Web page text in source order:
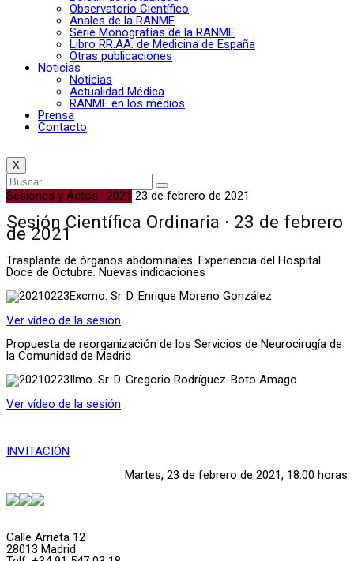
Observatorio Científico
Anales de la RANME
Serie Monografías de la RANME
Libro RR.AA. de Medicina de España
Otras publicaciones
Noticias
Noticias
Actualidad Médica
RANME en los medios
Prensa
Contacto
X
Sesiones y Actos · 2021 23 de febrero de 2021
Sesión Científica Ordinaria · 23 de febrero
de 2021
Trasplante de órganos abdominales. Experiencia del Hospital
Doce de Octubre. Nuevas indicaciones
Excmo. Sr. D. Enrique Moreno González
Ver vídeo de la sesión
Propuesta de reorganización de los Servicios de Neurocirugía de
la Comunidad de Madrid
Ilmo. Sr. D. Gregorio Rodríguez-Boto Amago
Ver vídeo de la sesión
INVITACIÓN
Martes, 23 de febrero de 2021, 18:00 horas
Calle Arrieta 12
28013 Madrid